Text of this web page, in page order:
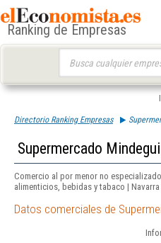
Ranking de Empresas
Directorio Ranking Empresas
Supermercado
Comercio al por menor no
alimenticios, bebidas y tabaco | Navarra
Datos comerciales de